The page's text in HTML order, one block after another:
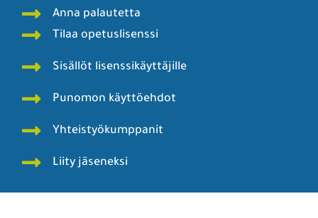
Anna palautetta
Tilaa opetuslisenssi
Sisällöt lisenssikäyttäjille
Punomon käyttöehdot
Yhteistyökumppanit
Liity jäseneksi